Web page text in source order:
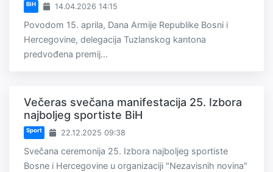
BiH 14.04.2026 14:15
Povodom 15. aprila, Dana Armije Republike Bosni i
Hercegovine, delegacija Tuzlanskog kantona
predvođena premij...
Večeras svečana manifestacija 25. Izbora
najboljeg sportiste BiH
Sport 22.12.2025 09:38
Svečana ceremonija 25. Izbora najboljeg sportiste
Bosne i Hercegovine u organizaciji "Nezavisnih novina"